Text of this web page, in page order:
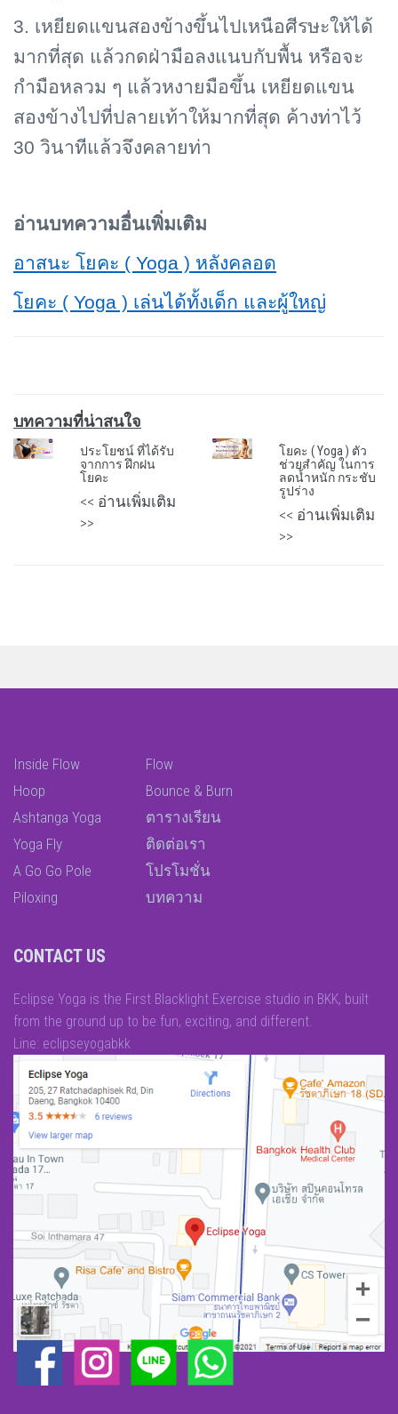
3. เหยียดแขนสองข้างขึ้นไปเหนือศีรษะให้ได้
มากที่สุด แล้วกดฝ่ามือลงแนบกับพื้น หรือจะ
กำมือหลวม ๆ แล้วหงายมือขึ้น เหยียดแขน
สองข้างไปที่ปลายเท้าให้มากที่สุด ค้างท่าไว้
30 วินาทีแล้วจึงคลายท่า
อ่านบทความอื่นเพิ่มเติม
อาสนะ โยคะ ( Yoga ) หลังคลอด
โยคะ ( Yoga ) เล่นได้ทั้งเด็ก และผู้ใหญ่
บทความที่น่าสนใจ
ประโยชน์ ที่ได้รับ
จากการ ฝึกฝน
โยคะ
<< อ่านเพิ่มเติม
>>
โยคะ ( Yoga ) ตัว
ช่วยสำคัญ ในการ
ลดน้ำหนัก กระชับ
รูปร่าง
<< อ่านเพิ่มเติม
>>
Inside Flow
Hoop
Ashtanga Yoga
Yoga Fly
A Go Go Pole
Piloxing
Flow
Bounce & Burn
ตารางเรียน
ติดต่อเรา
โปรโมชั่น
บทความ
CONTACT US
Eclipse Yoga is the First Blacklight Exercise studio in BKK, built
from the ground up to be fun, exciting, and different.
Line: eclipseyogabkk